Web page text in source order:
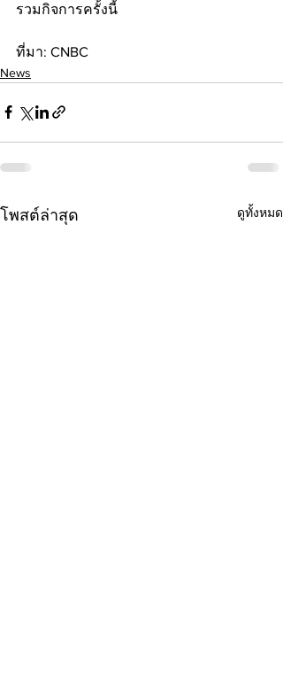
รวมกิจการครั้งนี้
ที่มา: CNBC
News
โพสต์ล่าสุด ดูทั้งหมด